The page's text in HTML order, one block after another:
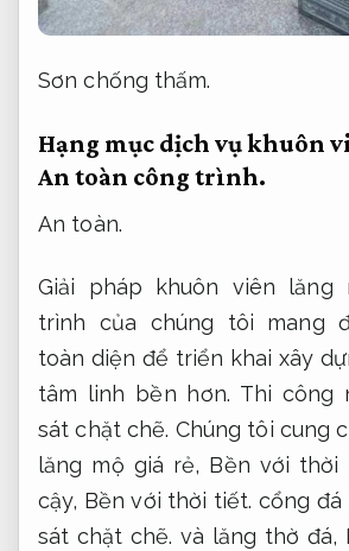
Sơn chống thấm.
Hạng mục dịch vụ khuôn
An toàn công trình.
An toàn.
Giải pháp khuôn viên lăng
trình của chúng tôi mang
toàn diện để triển khai xây
tâm linh bền hơn. Thi công
sát chặt chẽ. Chúng tôi cung
lăng mộ giá rẻ, Bền với thời
cậy, Bền với thời tiết. cổng đá
sát chặt chẽ. và lăng thờ đá,